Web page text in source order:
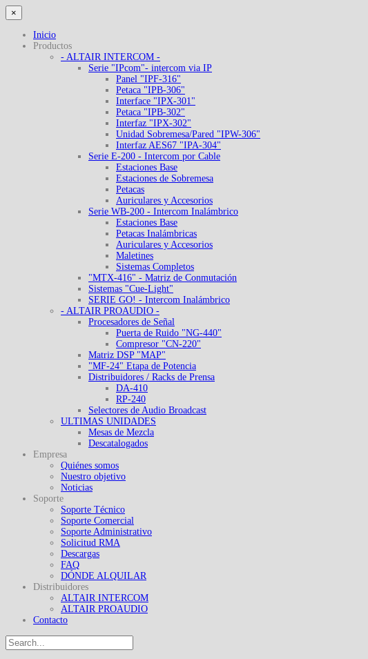
×
Inicio
Productos
- ALTAIR INTERCOM -
Serie "IPcom"- intercom via IP
Panel "IPF-316"
Petaca "IPB-306"
Interface "IPX-301"
Petaca "IPB-302"
Interfaz "IPX-302"
Unidad Sobremesa/Pared "IPW-306"
Interfaz AES67 "IPA-304"
Serie E-200 - Intercom por Cable
Estaciones Base
Estaciones de Sobremesa
Petacas
Auriculares y Accesorios
Serie WB-200 - Intercom Inalámbrico
Estaciones Base
Petacas Inalámbricas
Auriculares y Accesorios
Maletines
Sistemas Completos
"MTX-416" - Matriz de Conmutación
Sistemas "Cue-Light"
SERIE GO! - Intercom Inalámbrico
- ALTAIR PROAUDIO -
Procesadores de Señal
Puerta de Ruido "NG-440"
Compresor "CN-220"
Matriz DSP "MAP"
"MF-24" Etapa de Potencia
Distribuidores / Racks de Prensa
DA-410
RP-240
Selectores de Audio Broadcast
ULTIMAS UNIDADES
Mesas de Mezcla
Descatalogados
Empresa
Quiénes somos
Nuestro objetivo
Noticias
Soporte
Soporte Técnico
Soporte Comercial
Soporte Administrativo
Solicitud RMA
Descargas
FAQ
DÓNDE ALQUILAR
Distribuidores
ALTAIR INTERCOM
ALTAIR PROAUDIO
Contacto